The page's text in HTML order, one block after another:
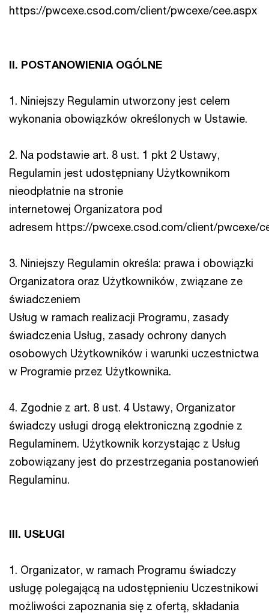
https://pwcexe.csod.com/client/pwcexe/cee.aspx
II. POSTANOWIENIA OGÓLNE
1. Niniejszy Regulamin utworzony jest celem
wykonania obowiązków określonych w Ustawie.
2. Na podstawie art. 8 ust. 1 pkt 2 Ustawy,
Regulamin jest udostępniany Użytkownikom
nieodpłatnie na stronie
internetowej Organizatora pod
adresem https://pwcexe.csod.com/client/pwcexe/
3. Niniejszy Regulamin określa: prawa i obowiązki
Organizatora oraz Użytkowników, związane ze
świadczeniem
Usług w ramach realizacji Programu, zasady
świadczenia Usług, zasady ochrony danych
osobowych Użytkowników i warunki uczestnictwa
w Programie przez Użytkownika.
4. Zgodnie z art. 8 ust. 4 Ustawy, Organizator
świadczy usługi drogą elektroniczną zgodnie z
Regulaminem. Użytkownik korzystając z Usług
zobowiązany jest do przestrzegania postanowień
Regulaminu.
III. USŁUGI
1. Organizator, w ramach Programu świadczy
usługę polegającą na udostępnieniu Uczestnikowi
możliwości zapoznania się z ofertą, składania